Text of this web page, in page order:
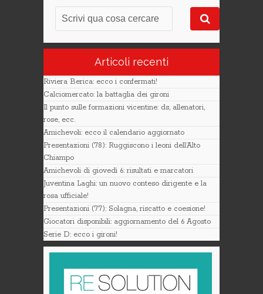
Articoli recenti
Riviera Berica: ecco i confermati!
Calciomercato: la battaglia dei gironi
Il punto sulle formazioni vicentine: ds, allenatori,
rose, ecc.
Amichevoli: ecco il calendario aggiornato
Presentazioni (78): Ruggiscono i leoni dell’Alto
Chiampo
Amichevoli di giovedì 6: risultati e marcatori
Juventina Laghi: un nuovo conteso dirigente e la
rosa ufficiale!
Presentazioni (77): Solagna, riscatto e coesione!
Giocatori disponibili: aggiornamento del 6 Agosto
Serie D: ecco i gironi!